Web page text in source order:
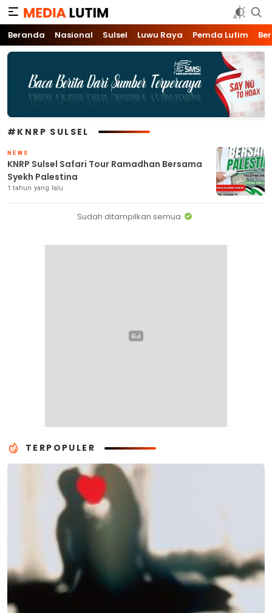
Media Lutim
Info untuk Lutim
Beranda Nasional Sulsel Luwu Raya Pemda Lutim
#KNRP SULSEL
NEWS
KNRP Sulsel Safari Tour Ramadhan Bersama
Syekh Palestina
1 tahun yang lalu
Sudah ditampilkan semua
TERPOPULER